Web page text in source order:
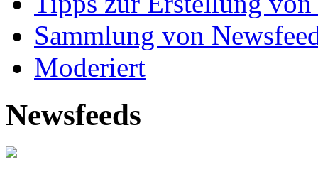
Sammlung von
Moderiert
Newsfeeds